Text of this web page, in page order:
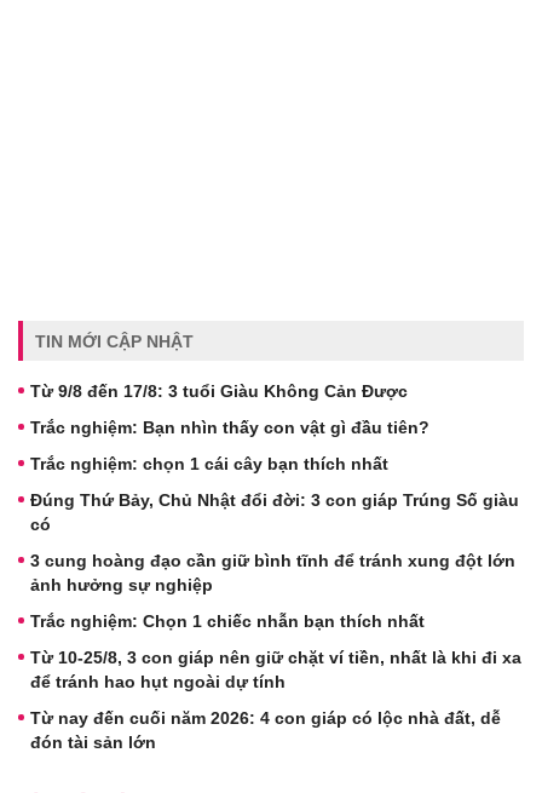
TIN MỚI CẬP NHẬT
Từ 9/8 đến 17/8: 3 tuổi Giàu Không Cản Được
Trắc nghiệm: Bạn nhìn thấy con vật gì đầu tiên?
Trắc nghiệm: chọn 1 cái cây bạn thích nhất
Đúng Thứ Bảy, Chủ Nhật đổi đời: 3 con giáp Trúng Số giàu
có
3 cung hoàng đạo cần giữ bình tĩnh để tránh xung đột lớn
ảnh hưởng sự nghiệp
Trắc nghiệm: Chọn 1 chiếc nhẫn bạn thích nhất
Từ 10-25/8, 3 con giáp nên giữ chặt ví tiền, nhất là khi đi xa
để tránh hao hụt ngoài dự tính
Từ nay đến cuối năm 2026: 4 con giáp có lộc nhà đất, dễ
đón tài sản lớn